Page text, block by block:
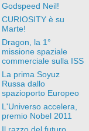
Godspeed Neil!
CURIOSITY è su
Marte!
Dragon, la 1°
missione spaziale
commerciale sulla ISS
La prima Soyuz
Russa dallo
spazioporto Europeo
L'Universo accelera,
premio Nobel 2011